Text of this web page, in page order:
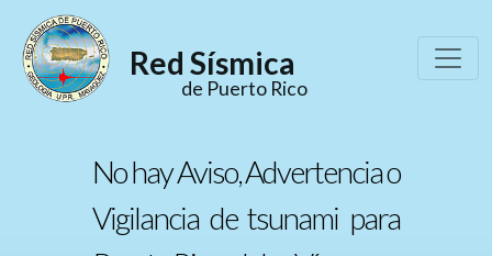
Red Sísmica
de Puerto Rico
No hay Aviso, Advertencia o
Vigilancia de tsunami para